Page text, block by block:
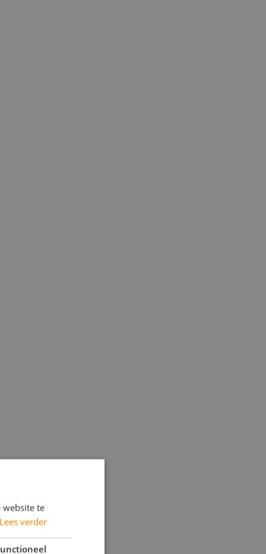
website te
Lees verder